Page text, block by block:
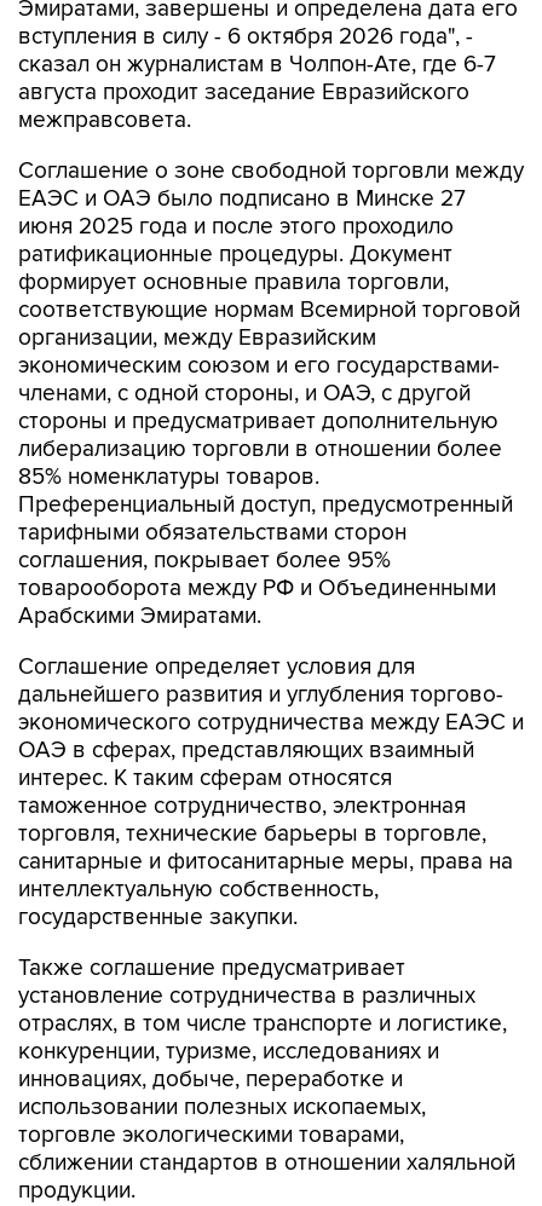
Эмиратами, завершены и определена дата его
вступления в силу - 6 октября 2026 года", -
сказал он журналистам в Чолпон-Ате, где 6-7
августа проходит заседание Евразийского
межправсовета.
Соглашение о зоне свободной торговли между
ЕАЭС и ОАЭ было подписано в Минске 27
июня 2025 года и после этого проходило
ратификационные процедуры. Документ
формирует основные правила торговли,
соответствующие нормам Всемирной торговой
организации, между Евразийским
экономическим союзом и его государствами-
членами, с одной стороны, и ОАЭ, с другой
стороны и предусматривает дополнительную
либерализацию торговли в отношении более
85% номенклатуры товаров.
Преференциальный доступ, предусмотренный
тарифными обязательствами сторон
соглашения, покрывает более 95%
товарооборота между РФ и Объединенными
Арабскими Эмиратами.
Соглашение определяет условия для
дальнейшего развития и углубления торгово-
экономического сотрудничества между ЕАЭС и
ОАЭ в сферах, представляющих взаимный
интерес. К таким сферам относятся
таможенное сотрудничество, электронная
торговля, технические барьеры в торговле,
санитарные и фитосанитарные меры, права на
интеллектуальную собственность,
государственные закупки.
Также соглашение предусматривает
установление сотрудничества в различных
отраслях, в том числе транспорте и логистике,
конкуренции, туризме, исследованиях и
инновациях, добыче, переработке и
использовании полезных ископаемых,
торговле экологическими товарами,
сближении стандартов в отношении халяльной
продукции.